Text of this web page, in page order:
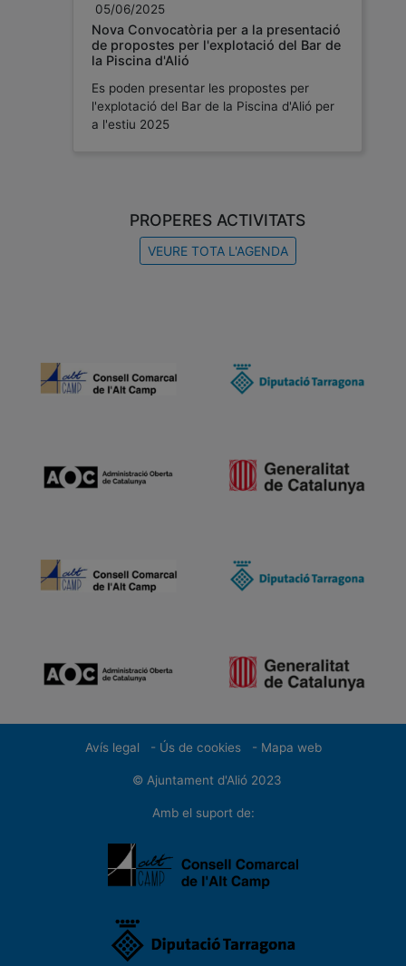
05/06/2025
Nova Convocatòria per a la presentació
de propostes per l'explotació del Bar de
la Piscina d'Alió
Es poden presentar les propostes per
l'explotació del Bar de la Piscina d'Alió per
a l'estiu 2025
PROPERES ACTIVITATS
VEURE TOTA L'AGENDA
Avís legal - Ús de cookies- Mapa web
© Ajuntament d'Alió 2023
Amb el suport de: